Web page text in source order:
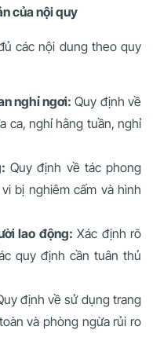
của nội quy
các nội dung theo quy
nghỉ ngơi: Quy định về
ca, nghỉ hằng tuần, nghỉ
Quy định về tác phong
bị nghiêm cấm và hình
lao động: Xác định rõ
quy định cần tuân thủ
định về sử dụng trang
và phòng ngừa rủi ro